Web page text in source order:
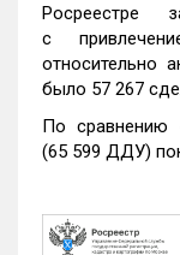
Росреестре
с
относительно
было 57 267
По сравнению
(65 599 ДДУ)